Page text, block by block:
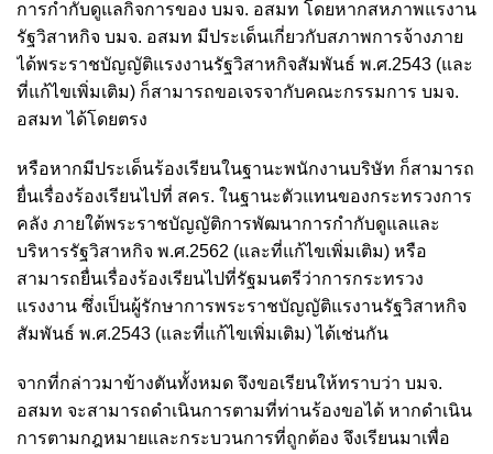
การกำกับดูแลกิจการของ บมจ. อสมท โดยหากสหภาพแรงาน
รัฐวิสาหกิจ บมจ. อสมท มีประเด็นเกี่ยวกับสภาพการจ้างภาย
ได้พระราชบัญญัติแรงงานรัฐวิสาหกิจสัมพันธ์ พ.ศ.2543 (และ
ที่แก้ไขเพิ่มเติม) ก็สามารถขอเจรจากับคณะกรรมการ บมจ.
อสมท ได้โดยตรง
หรือหากมีประเด็นร้องเรียนในฐานะพนักงานบริษัท ก็สามารถ
ยื่นเรื่องร้องเรียนไปที่ สคร. ในฐานะตัวแทนของกระทรวงการ
คลัง ภายใต้พระราชบัญญัติการพัฒนาการกำกับดูแลและ
บริหารรัฐวิสาหกิจ พ.ศ.2562 (และที่แก้ไขเพิ่มเติม) หรือ
สามารถยื่นเรื่องร้องเรียนไปที่รัฐมนตรีว่าการกระทรวง
แรงงาน ซึ่งเป็นผู้รักษาการพระราชบัญญัติแรงานรัฐวิสาหกิจ
สัมพันธ์ พ.ศ.2543 (และที่แก้ไขเพิ่มเติม) ได้เช่นกัน
จากที่กล่าวมาข้างตันทั้งหมด จึงขอเรียนให้ทราบว่า บมจ.
อสมท จะสามารถดำเนินการตามที่ท่านร้องขอได้ หากดำเนิน
การตามกฎหมายและกระบวนการที่ถูกต้อง จึงเรียนมาเพื่อ